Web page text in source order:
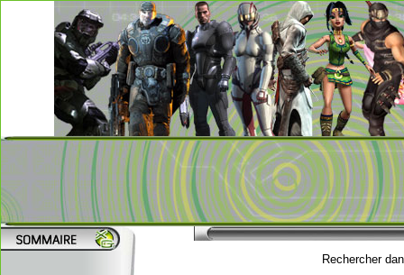
Rechercher